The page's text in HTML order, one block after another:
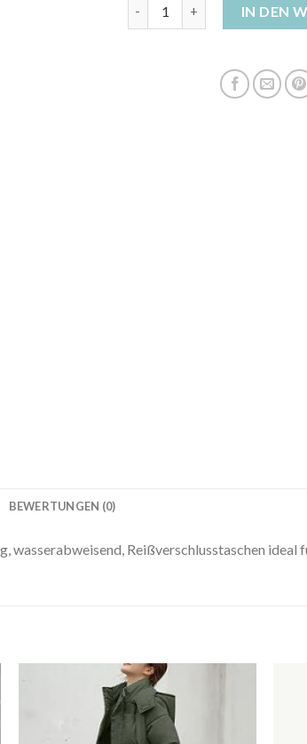
IN DEN
BEWERTUNGEN (0)
wasserabweisend, Reißverschlusstaschen